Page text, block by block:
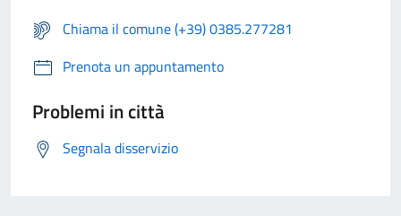
Chiama il comune (+39) 0385.277281
Prenota un appuntamento
Problemi in città
Segnala disservizio